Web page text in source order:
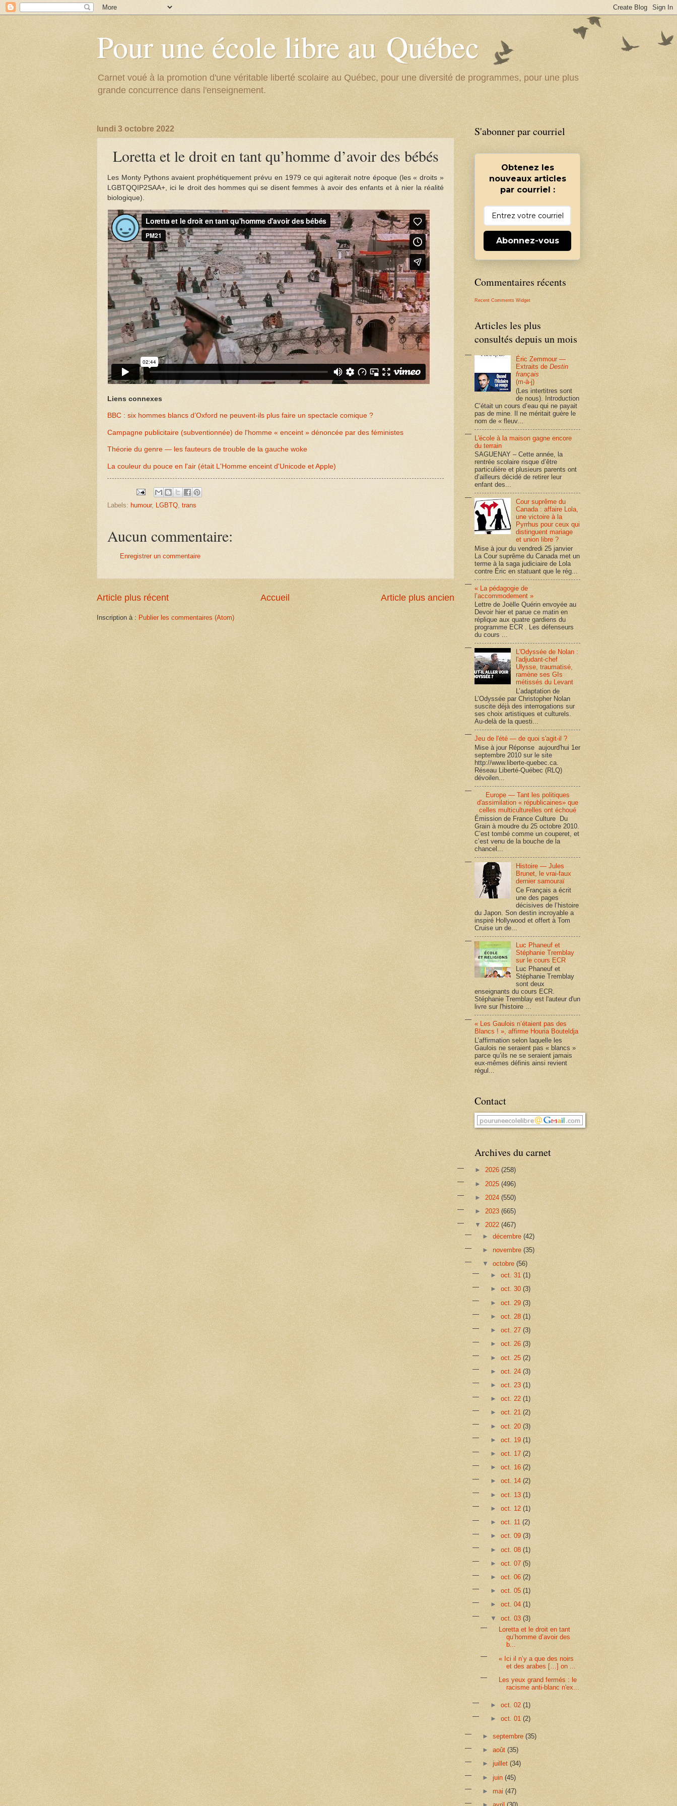
Pour une école libre au Québec
Carnet voué à la promotion d'une véritable liberté scolaire au Québec, pour une diversité de programmes, pour une plus
grande concurrence dans l'enseignement.
lundi 3 octobre 2022
Loretta et le droit en tant qu’homme d’avoir des bébés
Les Monty Pythons avaient prophétiquement prévu en 1979 ce qui agiterait notre époque (les « droits »
LGBTQQIP2SAA+, ici le droit des hommes qui se disent femmes à avoir des enfants et à nier la réalité
biologique).
Liens connexes
BBC : six hommes blancs d’Oxford ne peuvent-ils plus faire un spectacle comique ?
Campagne publicitaire (subventionnée) de l'homme « enceint » dénoncée par des féministes
Théorie du genre — les fauteurs de trouble de la gauche woke
La couleur du pouce en l'air (était L'Homme enceint d'Unicode et Apple)
Labels: humour, LGBTQ trans
Aucun commentaire:
Enregistrer un commentaire
Article plus récent Article plus ancien
Accueil
Inscription à : Publier les commentaires (Atom)
S'abonner par courriel
Obtenez les
nouveaux articles
par courriel :
Abonnez-vous
Commentaires récents
Recent Comments Widget
Articles les plus
consultés depuis un mois
Éric Zemmour —
Extraits deDestin
français
(m-à-j)
(Les intertitres sont
de nous). Introduction
C’était un cours d’eau qui ne payait
pas de mine. Il ne méritait guère le
nom de « fleuv...
L'école à la maison gagne encore
du terrain
SAGUENAY – Cette année, la
rentrée scolaire risque d’être
particulière et plusieurs parents ont
d’ailleurs décidé de retirer leur
enfant des...
Cour suprême du
Canada : affaire Lola,
une victoire à la
Pyrrhus pour ceux qui
distinguent mariage
et union libre ?
Mise à jour du vendredi 25 janvier
La Cour suprême du Canada met un
terme à la saga judiciaire de Lola
contre Éric en statuant que le rég...
« La pédagogie de
l’accommodement »
Lettre de Joëlle Quérin envoyée au
Devoir hier et parue ce matin en
réplique aux quatre gardiens du
programme ECR . Les défenseurs
du cours ...
L'Odyssée de Nolan :
l'adjudant-chef
Ulysse, traumatisé,
ramène ses GIs
métissés du Levant
L’adaptation de
L’Odyssée par Christopher Nolan
suscite déjà des interrogations sur
ses choix artistiques et culturels.
Au-delà de la questi...
Jeu de l'été — de quoi s'agit-il ?
Mise à jour Réponse aujourd'hui 1er
septembre 2010 sur le site
http://www.liberte-quebec.ca.
Réseau Liberté-Québec (RLQ)
dévoilen...
Europe — Tant les politiques
d'assimilation « républicaines» que
celles multiculturelles ont échoué
Émission de France Culture Du
Grain à moudre du 25 octobre 2010.
C’est tombé comme un couperet, et
c’est venu de la bouche de la
chancel...
Histoire — Jules
Brunet, le vrai-faux
dernier samouraï
Ce Français a écrit
une des pages
décisives de l’histoire
du Japon. Son destin incroyable a
inspiré Hollywood et offert à Tom
Cruise un de...
Luc Phaneuf et
Stéphanie Tremblay
sur le cours ECR
Luc Phaneuf et
Stéphanie Tremblay
sont deux
enseignants du cours ECR.
Stéphanie Tremblay est l'auteur d'un
livre sur l'histoire ...
« Les Gaulois n’étaient pas des
Blancs ! », affirme Houria Bouteldja
L’affirmation selon laquelle les
Gaulois ne seraient pas « blancs »
parce qu’ils ne se seraient jamais
eux-mêmes définis ainsi revient
régul...
Contact
Archives du carnet
► 2026 (258)
► 2025 (496)
► 2024 (550)
► 2023 (665)
▼ 2022 (467)
►décembre(42)
►novembre(35)
▼octobre(56)
► oct. 31 (1)
► oct. 30 (3)
► oct. 29 (3)
► oct. 28 (1)
► oct. 27 (3)
► oct. 26 (3)
► oct. 25 (2)
► oct. 24 (3)
► oct. 23 (1)
► oct. 22 (1)
► oct. 21 (2)
► oct. 20 (3)
► oct. 19 (1)
► oct. 17 (2)
► oct. 16 (2)
► oct. 14 (2)
► oct. 13 (1)
► oct. 12 (1)
► oct. 11 (2)
► oct. 09 (3)
► oct. 08 (1)
► oct. 07 (5)
► oct. 06 (2)
► oct. 05 (1)
► oct. 04 (1)
▼ oct. 03 (3)
Loretta et le droit en tant
qu’homme d’avoir des
b...
« Ici il n’y a que des noirs
et des arabes […] on ...
Les yeux grand fermés : le
racisme anti-blanc n'ex...
► oct. 02 (1)
► oct. 01 (2)
►septembre(35)
►août(35)
►juillet(34)
►juin(45)
►mai(47)